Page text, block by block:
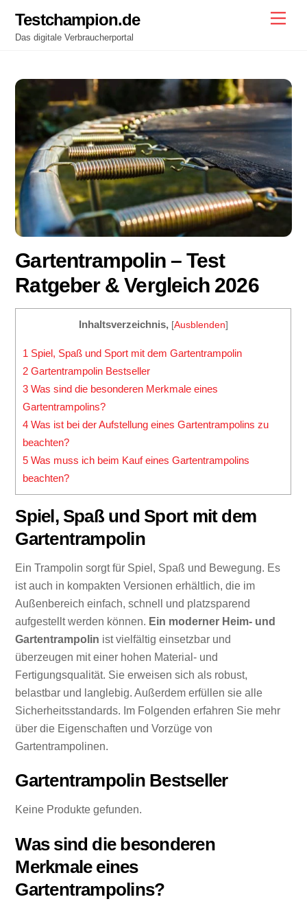
content
Testchampion.de
Das digitale Verbraucherportal
Gartentrampolin – Test
Ratgeber & Vergleich 2026
Inhaltsverzeichnis, [Ausblenden]
1 Spiel, Spaß und Sport mit dem Gartentrampolin
2 Gartentrampolin Bestseller
3 Was sind die besonderen Merkmale eines
Gartentrampolins?
4 Was ist bei der Aufstellung eines Gartentrampolins zu
beachten?
5 Was muss ich beim Kauf eines Gartentrampolins
beachten?
Spiel, Spaß und Sport mit dem
Gartentrampolin
Ein Trampolin sorgt für Spiel, Spaß und Bewegung. Es
ist auch in kompakten Versionen erhältlich, die im
Außenbereich einfach, schnell und platzsparend
aufgestellt werden können. Ein moderner Heim- und
Gartentrampolin ist vielfältig einsetzbar und
überzeugen mit einer hohen Material- und
Fertigungsqualität. Sie erweisen sich als robust,
belastbar und langlebig. Außerdem erfüllen sie alle
Sicherheitsstandards. Im Folgenden erfahren Sie mehr
über die Eigenschaften und Vorzüge von
Gartentrampolinen.
Gartentrampolin Bestseller
Keine Produkte gefunden.
Was sind die besonderen
Merkmale eines
Gartentrampolins?